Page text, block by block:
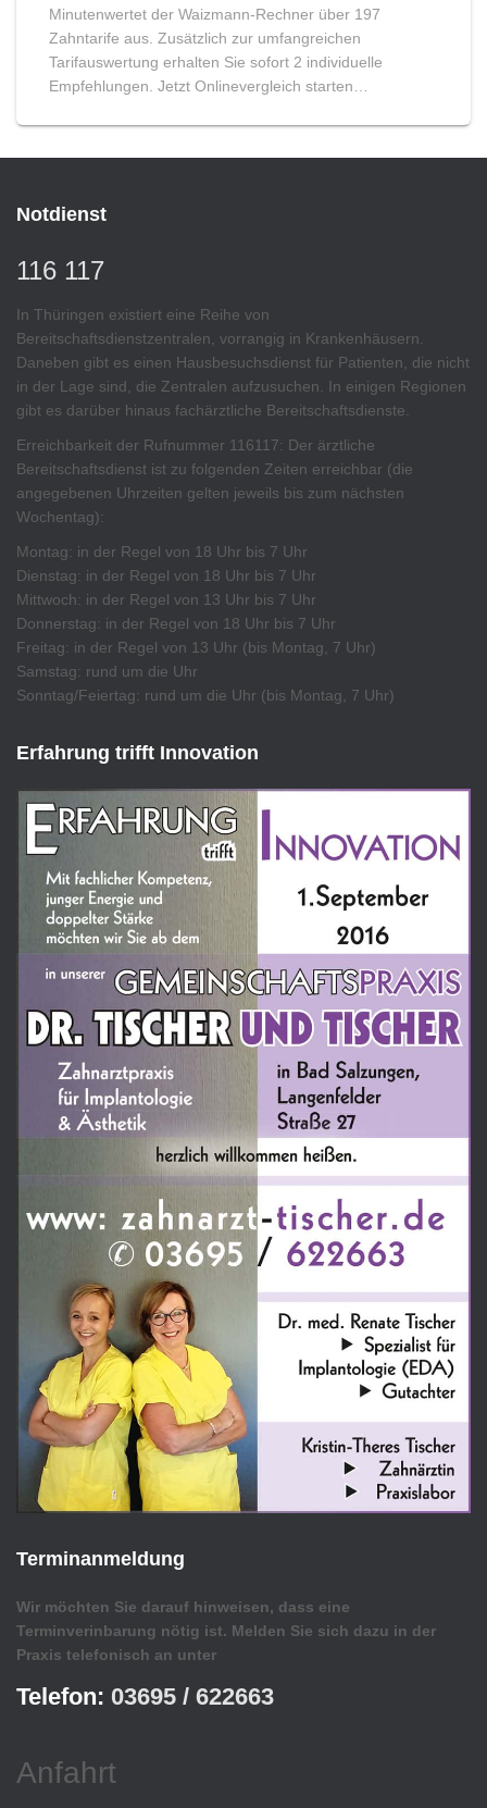
Minutenwertet der Waizmann-Rechner über 197
Zahntarife aus. Zusätzlich zur umfangreichen
Tarifauswertung erhalten Sie sofort 2 individuelle
Empfehlungen. Jetzt Onlinevergleich starten…
Notdienst
116 117
In Thüringen existiert eine Reihe von
Bereitschaftsdienstzentralen, vorrangig in Krankenhäusern.
Daneben gibt es einen Hausbesuchsdienst für Patienten, die nicht
in der Lage sind, die Zentralen aufzusuchen. In einigen Regionen
gibt es darüber hinaus fachärztliche Bereitschaftsdienste.
Erreichbarkeit der Rufnummer 116117: Der ärztliche
Bereitschaftsdienst ist zu folgenden Zeiten erreichbar (die
angegebenen Uhrzeiten gelten jeweils bis zum nächsten
Wochentag):
Montag: in der Regel von 18 Uhr bis 7 Uhr
Dienstag: in der Regel von 18 Uhr bis 7 Uhr
Mittwoch: in der Regel von 13 Uhr bis 7 Uhr
Donnerstag: in der Regel von 18 Uhr bis 7 Uhr
Freitag: in der Regel von 13 Uhr (bis Montag, 7 Uhr)
Samstag: rund um die Uhr
Sonntag/Feiertag: rund um die Uhr (bis Montag, 7 Uhr)
Erfahrung trifft Innovation
Terminanmeldung
Wir möchten Sie darauf hinweisen, dass eine
Terminverinbarung nötig ist. Melden Sie sich dazu in der
Praxis telefonisch an unter
Telefon: 03695 / 622663
Anfahrt